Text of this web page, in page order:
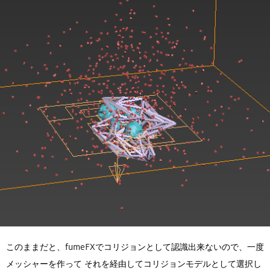
このままだと、fumeFXでコリジョンとして認識出来ないので、一度
メッシャーを作って それを経由してコリジョンモデルとして選択し